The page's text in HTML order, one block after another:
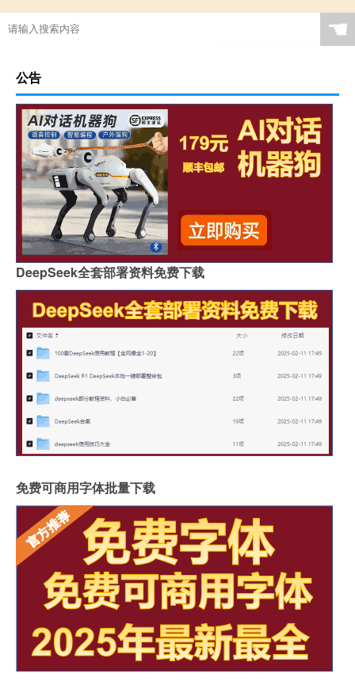
☚
公告
DeepSeek全套部署资料免费下载
免费可商用字体批量下载